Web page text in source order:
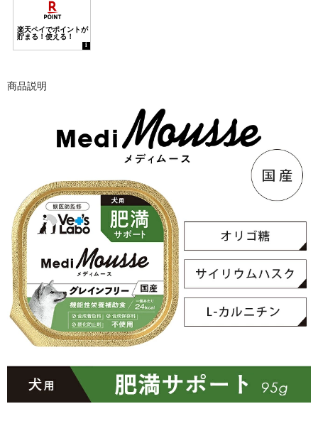
商品説明